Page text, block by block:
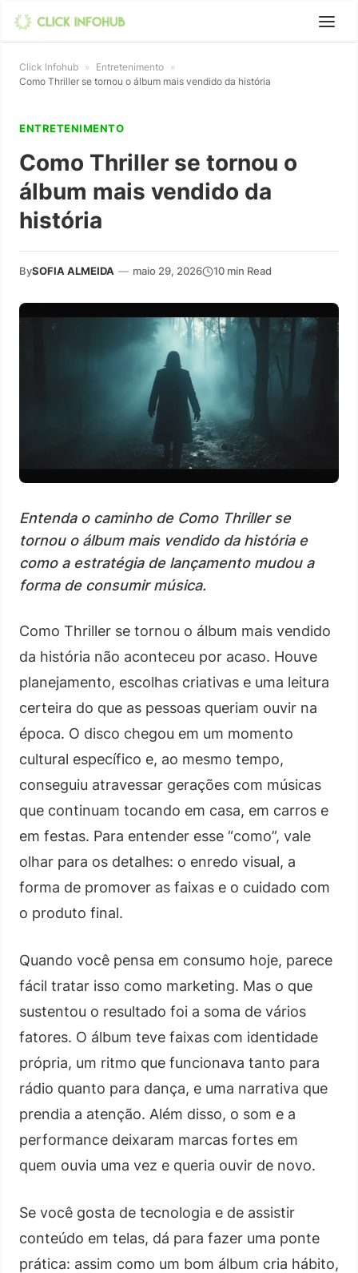
Click Infohub » Entretenimento »
Como Thriller se tornou o álbum mais vendido da história
ENTRETENIMENTO
Como Thriller se tornou o
álbum mais vendido da
história
BySOFIA ALMEIDA — maio 29, 2026 10 min Read
Entenda o caminho de Como Thriller se
tornou o álbum mais vendido da história e
como a estratégia de lançamento mudou a
forma de consumir música.
Como Thriller se tornou o álbum mais vendido
da história não aconteceu por acaso. Houve
planejamento, escolhas criativas e uma leitura
certeira do que as pessoas queriam ouvir na
época. O disco chegou em um momento
cultural específico e, ao mesmo tempo,
conseguiu atravessar gerações com músicas
que continuam tocando em casa, em carros e
em festas. Para entender esse “como”, vale
olhar para os detalhes: o enredo visual, a
forma de promover as faixas e o cuidado com
o produto final.
Quando você pensa em consumo hoje, parece
fácil tratar isso como marketing. Mas o que
sustentou o resultado foi a soma de vários
fatores. O álbum teve faixas com identidade
própria, um ritmo que funcionava tanto para
rádio quanto para dança, e uma narrativa que
prendia a atenção. Além disso, o som e a
performance deixaram marcas fortes em
quem ouvia uma vez e queria ouvir de novo.
Se você gosta de tecnologia e de assistir
conteúdo em telas, dá para fazer uma ponte
prática: assim como um bom álbum cria hábito,